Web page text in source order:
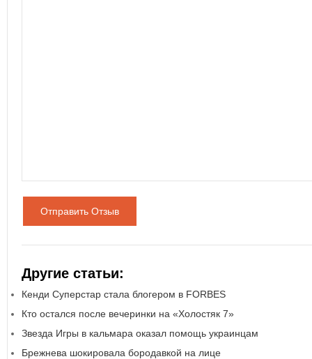
Отправить Отзыв
Другие статьи:
Кенди Суперстар стала блогером в FORBES
Кто остался после вечеринки на «Холостяк 7»
Звезда Игры в кальмара оказал помощь украинцам
Брежнева шокировала бородавкой на лице